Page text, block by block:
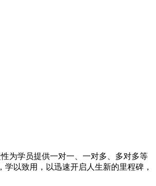
为学员提供一对一、一对多、多对多等
以致用，以迅速开启人生新的里程碑，